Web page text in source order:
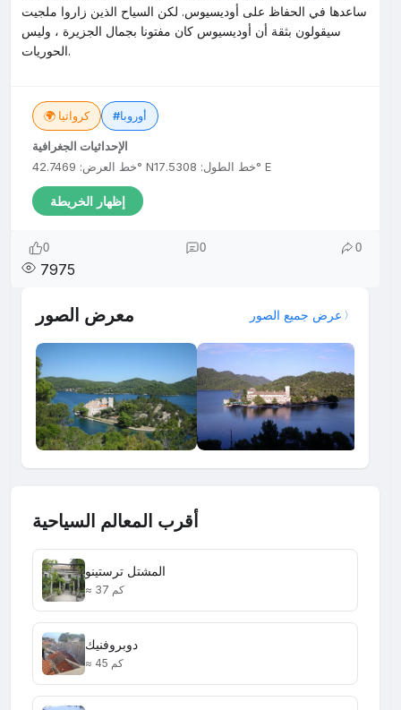
ساعدها في الحفاظ على أوديسيوس. لكن السياح الذين زاروا ملجيت
سيقولون بثقة أن أوديسيوس كان مفتونا بجمال الجزيرة ، وليس
الحوريات.
🌍 كرواتيا #أوروبا
الإحداثيات الجغرافية
خط العرض: 42.7469° N
خط الطول: 17.5308° E
إظهار الخريطة
0 0 0
7975
معرض الصور عرض جميع الصور
أقرب المعالم السياحية
المشتل ترستينو
≈ 37 كم
دوبروفنيك
≈ 45 كم